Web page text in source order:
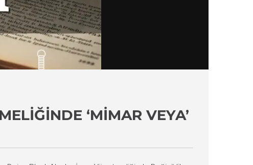
‘MIMAR VEYA’